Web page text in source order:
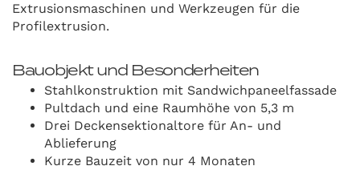
Extrusionsmaschinen und Werkzeugen für die
Profilextrusion.
Bauobjekt und Besonderheiten
Stahlkonstruktion mit Sandwichpaneelfassade
Pultdach und eine Raumhöhe von 5,3 m
Drei Deckensektionaltore für An- und
Ablieferung
Kurze Bauzeit von nur 4 Monaten